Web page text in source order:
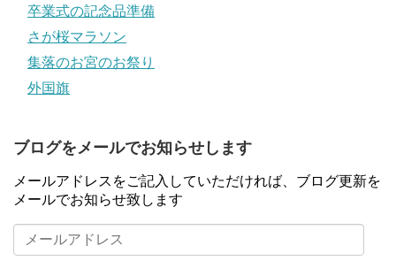
卒業式の記念品準備
さが桜マラソン
集落のお宮のお祭り
外国旗
ブログをメールでお知らせします
メールアドレスをご記入していただければ、ブログ更新を
メールでお知らせ致します
ー